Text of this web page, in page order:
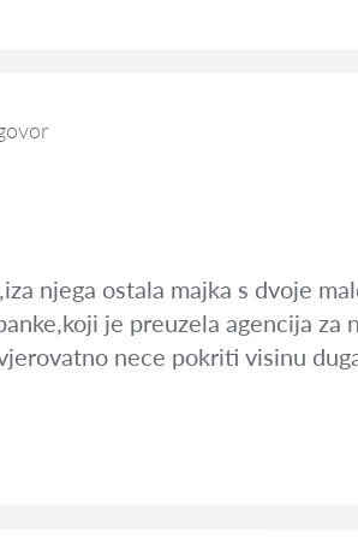
njega ostala majka s dvoje
je preuzela agencija
nece pokriti visinu